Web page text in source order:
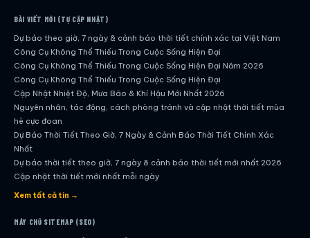
BÀI VIẾT MỚI (TỰ CẬP NHẬT)
Dự báo theo giờ, 7 ngày & cảnh báo thời tiết chính xác tại Việt Nam
Công Cụ Không Thể Thiếu Trong Cuộc Sống Hiện Đại
Công Cụ Không Thể Thiếu Trong Cuộc Sống Hiện Đại Năm 2026
Công Cụ Không Thể Thiếu Trong Cuộc Sống Hiện Đại
Cập Nhật Nhiệt Độ, Mưa Bão & Khí Hậu Mới Nhất 2026
Nguyên nhân, tác động, cách phòng tránh và cập nhật thời tiết mùa
hè cực đoan
Dự Báo Thời Tiết Theo Giờ, 7 Ngày & Cảnh Báo Thời Tiết Chính Xác
Nhất
Dự báo thời tiết theo giờ, 7 ngày & cảnh báo thời tiết mới nhất 2026
Cập nhật thời tiết mới nhất mỗi ngày
Hướng dẫn đầy đủ về dự báo thời tiết hiện đại
Dự Báo Thời Tiết Theo Giờ, 7 Ngày & Cảnh Báo Thời Tiết Chính Xác
Xem tất cả tin →
MÁY CHỦ SITEMAP (SEO)